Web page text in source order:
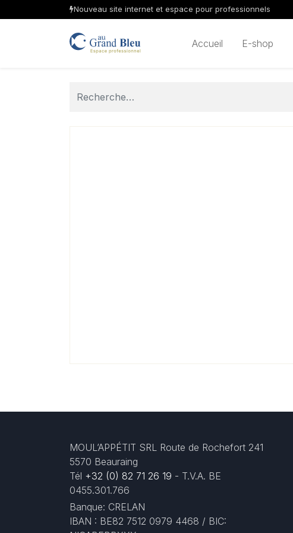
Nouveau site internet et espace pour professionnels
Accueil E-shop
MOUL’APPÉTIT SRL Route de Rochefort 241
5570 Beauraing
Tél +32 (0) 82 71 26 19 - T.V.A. BE
0455.301.766
Banque: CRELAN
IBAN : BE82 7512 0979 4468 / BIC: